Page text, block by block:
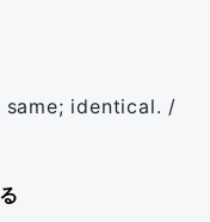
identical. /